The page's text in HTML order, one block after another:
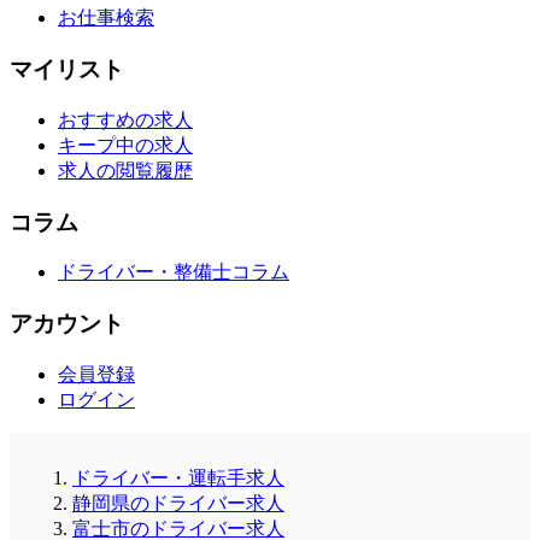
お仕事検索
マイリスト
おすすめの求人
キープ中の求人
求人の閲覧履歴
コラム
ドライバー・整備士コラム
アカウント
会員登録
ログイン
ドライバー・運転手求人
静岡県のドライバー求人
富士市のドライバー求人